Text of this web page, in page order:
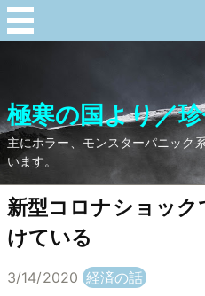
極寒の国より／
主にホラー、モンスターパニック
います。
新型コロナショッ
けている
3/14/2020 経済の話